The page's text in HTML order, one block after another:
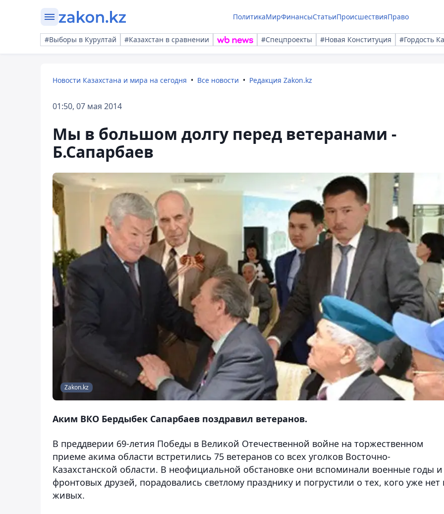
ПолитикаМирФинансыСтатьиПроисшествияПраво
#Выборы в Курултай #Казахстан в сравнении #Спецпроекты #Новая Конституция #Гордость
Новости Казахстана и мира на сегодня Все новости Редакция Zakon.kz
01:50, 07 мая 2014
Мы в большом долгу перед ветеранами -
Б.Сапарбаев
Zakon.kz
Аким ВКО Бердыбек Сапарбаев поздравил ветеранов.
В преддверии 69-летия Победы в Великой Отечественной войне на торжественном
приеме акима области встретились 75 ветеранов со всех уголков Восточно-
Казахстанской области. В неофициальной обстановке они вспоминали военные годы и
фронтовых друзей, порадовались светлому празднику и погрустили о тех, кого уже нет
живых.